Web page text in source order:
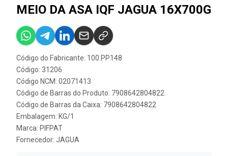
MEIO DA ASA IQF JAGUA 16X700G
Código do Fabricante: 100.PP148
Código: 31206
Código NCM: 02071413
Código de Barras do Produto: 7908642804822
Código de Barras da Caixa: 7908642804822
Embalagem: KG/1
Marca: PIFPAT
Fornecedor: JAGUA